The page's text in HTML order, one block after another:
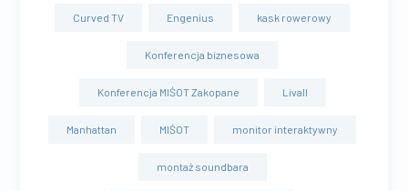
Curved TV Engenius kask rowerowy
Konferencja biznesowa
Konferencja MIŚOT Zakopane Livall
Manhattan MIŚOT monitor interaktywny
montaż soundbara